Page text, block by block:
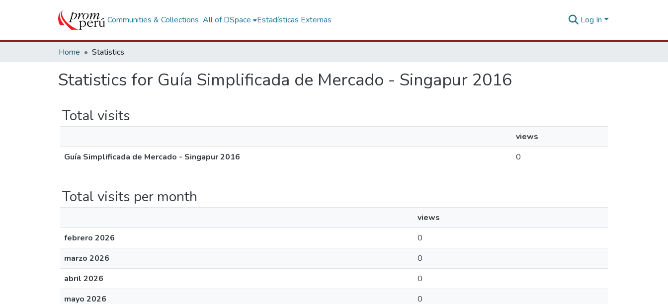
Communities & Collections All of DSpace Estadísticas Externas Log In
Home Statistics
Statistics for Guía Simplificada de Mercado - Singapur 2016
Total visits
views
Guía Simplificada de Mercado - Singapur 2016
0
Total visits per month
views
febrero 2026
0
marzo 2026
0
abril 2026
0
mayo 2026
0